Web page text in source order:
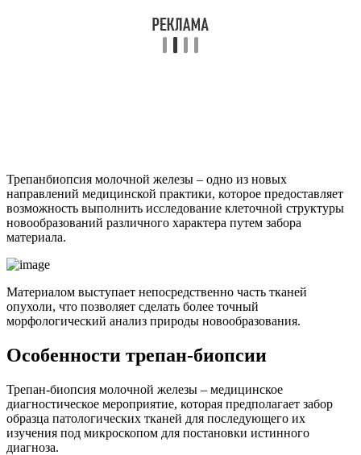
Трепанбиопсия молочной железы – одно из новых
направлений медицинской практики, которое предоставляет
возможность выполнить исследование клеточной структуры
новообразований различного характера путем забора
материала.
Материалом выступает непосредственно часть тканей
опухоли, что позволяет сделать более точный
морфологический анализ природы новообразования.
Особенности трепан-биопсии
Трепан-биопсия молочной железы – медицинское
диагностическое мероприятие, которая предполагает забор
образца патологических тканей для последующего их
изучения под микроскопом для постановки истинного
диагноза.